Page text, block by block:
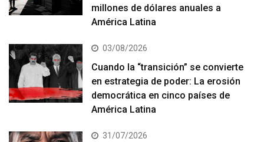
millones de dólares anuales a
América Latina
03/08/2026
Cuando la “transición” se convierte
en estrategia de poder: La erosión
democrática en cinco países de
América Latina
31/07/2026